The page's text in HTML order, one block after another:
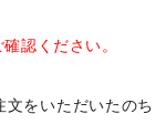
認ください。
をいただいたのち